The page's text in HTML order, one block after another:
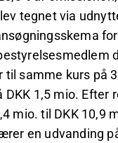
tegnet via
samme kurs på
1,5 mio.
mio. til DKK 10,9
en udvanding